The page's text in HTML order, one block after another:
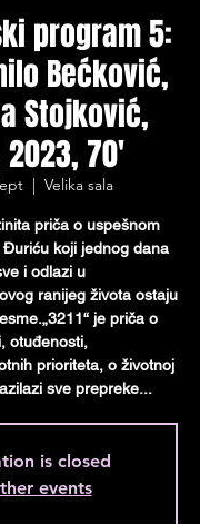
program 5:
Bećković,
Stojković,
70'
  |
Velika sala
priča o uspešnom
koji jednog dana
i odlazi u
ranijeg života ostaju
je priča o
otuđenosti,
prioriteta, o životnoj
sve prepreke...
is closed
events